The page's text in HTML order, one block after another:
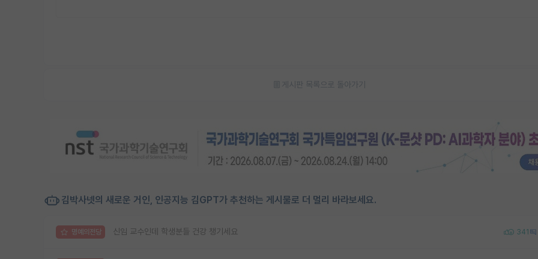
게시판 목록으로 돌아가기
김박사넷의 새로운 거인, 인공지능 김GPT가 추천하는 게시물로 더 멀리 바라보세요.
명예의전당 신임 교수인데 학생분들 건강 챙기세요 341